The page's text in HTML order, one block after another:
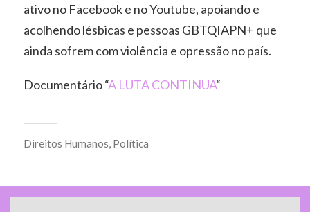
ativo no Facebook e no Youtube, apoiando e
acolhendo lésbicas e pessoas GBTQIAPN+ que
ainda sofrem com violência e opressão no país.
Documentário “A LUTA CONTINUA“
Direitos Humanos, Política